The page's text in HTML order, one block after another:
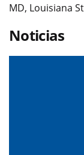
MD, Louisiana
Noticias